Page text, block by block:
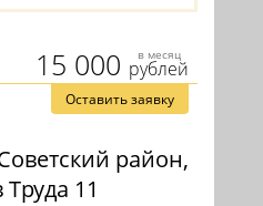
15 000 в месяц
рублей
Оставить заявку
район,
Труда 11